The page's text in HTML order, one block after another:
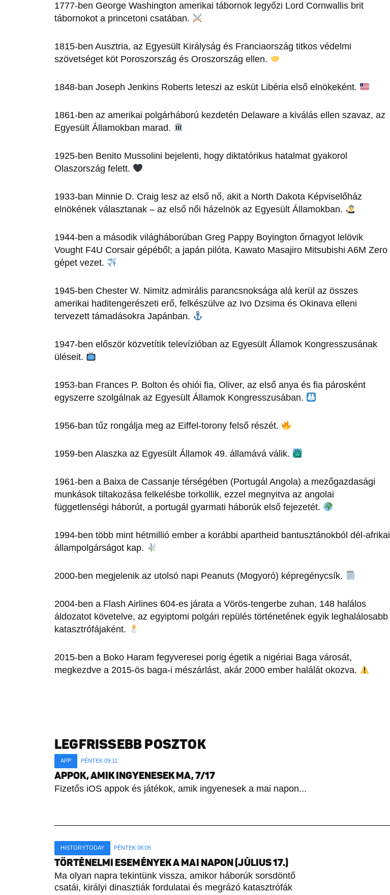
1777-ben George Washington amerikai tábornok legyőzi Lord Cornwallis brit
tábornokot a princetoni csatában.
1815-ben Ausztria, az Egyesült Királyság és Franciaország titkos védelmi
szövetséget köt Poroszország és Oroszország ellen.
1848-ban Joseph Jenkins Roberts leteszi az esküt Libéria első elnökeként.
1861-ben az amerikai polgárháború kezdetén Delaware a kiválás ellen szavaz, az
Egyesült Államokban marad.
1925-ben Benito Mussolini bejelenti, hogy diktatórikus hatalmat gyakorol
Olaszország felett.
1933-ban Minnie D. Craig lesz az első nő, akit a North Dakota Képviselőház
elnökének választanak – az első női házelnök az Egyesült Államokban.
1944-ben a második világháborúban Greg Pappy Boyington őrnagyot lelövik
Vought F4U Corsair gépéből; a japán pilóta, Kawato Masajiro Mitsubishi A6M Zero
gépet vezet.
1945-ben Chester W. Nimitz admirális parancsnoksága alá kerül az összes
amerikai haditengerészeti erő, felkészülve az Ivo Dzsima és Okinava elleni
tervezett támadásokra Japánban.
1947-ben először közvetítik televízióban az Egyesült Államok Kongresszusának
üléseit.
1953-ban Frances P. Bolton és ohiói fia, Oliver, az első anya és fia párosként
egyszerre szolgálnak az Egyesült Államok Kongresszusában.
1956-ban tűz rongálja meg az Eiffel-torony felső részét.
1959-ben Alaszka az Egyesült Államok 49. államává válik.
1961-ben a Baixa de Cassanje térségében (Portugál Angola) a mezőgazdasági
munkások tiltakozása felkelésbe torkollik, ezzel megnyitva az angolai
függetlenségi háborút, a portugál gyarmati háborúk első fejezetét.
1994-ben több mint hétmillió ember a korábbi apartheid bantusztánokból dél-afrikai
állampolgárságot kap.
2000-ben megjelenik az utolsó napi Peanuts (Mogyoró) képregénycsík.
2004-ben a Flash Airlines 604-es járata a Vörös-tengerbe zuhan, 148 halálos
áldozatot követelve, az egyiptomi polgári repülés történetének egyik leghalálosabb
katasztrófájaként.
2015-ben a Boko Haram fegyveresei porig égetik a nigériai Baga városát,
megkezdve a 2015-ös baga-i mészárlást, akár 2000 ember halálát okozva.
LEGFRISSEBB POSZTOK
APP PÉNTEK 09:11
APPOK, AMIK INGYENESEK MA, 7/17
Fizetős iOS appok és játékok, amik ingyenesek a mai napon...
HISTORYTODAY PÉNTEK 06:05
TÖRTÉNELMI ESEMÉNYEK A MAI NAPON (JÚLIUS 17.)
Ma olyan napra tekintünk vissza, amikor háborúk sorsdöntő
csatái, királyi dinasztiák fordulatai és megrázó katasztrófák